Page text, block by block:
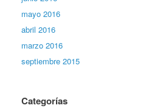
mayo 2016
abril 2016
marzo 2016
septiembre 2015
Categorías